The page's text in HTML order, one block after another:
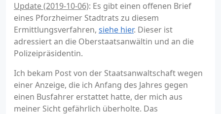
Update (2019-10-06): Es gibt einen offenen Brief
eines Pforzheimer Stadtrats zu diesem
Ermittlungsverfahren, siehe hier. Dieser ist
adressiert an die Oberstaatsanwältin und an die
Polizeipräsidentin.
Ich bekam Post von der Staatsanwaltschaft wegen
einer Anzeige, die ich Anfang des Jahres gegen
einen Busfahrer erstattet hatte, der mich aus
meiner Sicht gefährlich überholte. Das